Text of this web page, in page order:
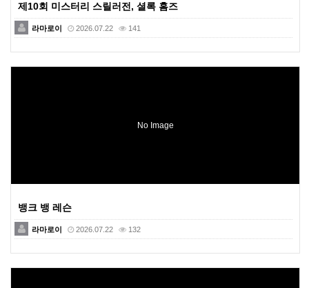
제10회 미스터리 스릴러전, 셜록 홈즈
라마로이 2026.07.22 141
No Image
뱅크 뱅 레슨
라마로이 2026.07.22 132